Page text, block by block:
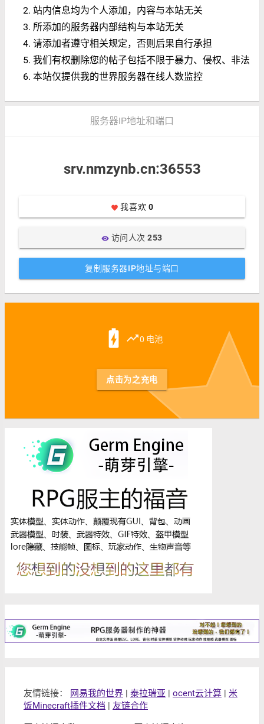
站内信息均为个人添加，内容与本站无关
所添加的服务器内部结构与本站无关
请添加者遵守相关规定，否则后果自行承担
我们有权删除您的帖子包括不限于暴力、侵权、非法
本站仅提供我的世界服务器在线人数监控
服务器IP地址和端口
srv.nmzynb.cn:36553
favorite 我喜欢 0
visibility访问人次253
复制服务器IP地址与端口
battery_charging_full trending_up0 电池
点击为之充电
友情链接： 网易我的世界 | 泰拉瑞亚 | ocent云计算 | 米
饭Minecraft插件文档 | 友链合作